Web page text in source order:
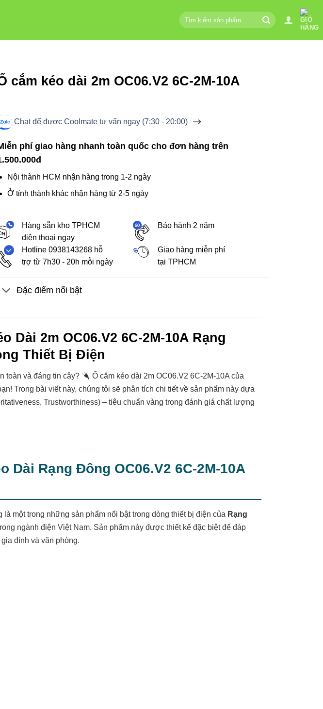
Tìm
kiếm:
cắm kéo dài 2m OC06.V2 6C-2M-10A
Chat để được Coolmate tư vấn ngay (7:30 - 20:00)
phí giao hàng nhanh toàn quốc cho đơn hàng trên
Nội thành HCM nhận hàng trong 1-2 ngày
Ở tỉnh thành khác nhận hàng từ 2-5 ngày
Hàng sẵn kho TPHCM
điện thoại ngay
Bảo hành 2 năm
Hotline 0938143268 hỗ
trợ từ 7h30 - 20h mỗi ngày
Giao hàng miễn phí
tại TPHCM
Đặc điểm nổi bật
Dài 2m OC06.V2 6C-2M-10A Rạng
Thiết Bị Điện
toàn và đáng tin cậy?
Ổ cắm kéo dài 2m OC06.V2 6C-2M-10A của
Trong bài viết này, chúng tôi sẽ phân tích chi tiết về sản phẩm này dựa
Trustworthiness) – tiêu chuẩn vàng trong đánh giá chất lượng
Dài Rạng Đông OC06.V2 6C-2M-10A
một trong những sản phẩm nổi bật trong dòng thiết bị điện của Rạng
ngành điện Việt Nam. Sản phẩm này được thiết kế đặc biệt để đáp
đình và văn phòng.